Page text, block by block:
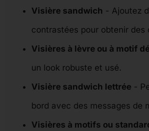
Visière sandwich - Ajoutez
contrastées pour obtenir des
Visières à lèvre ou à motif
un look robuste et usé.
Visière sandwich lettrée -
bord avec des messages de
Visières à motifs ou